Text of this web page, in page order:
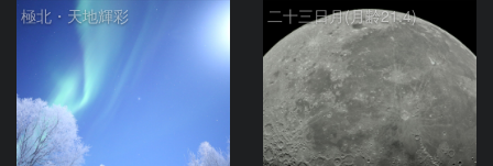
極北・天地輝彩 二十三日月(月齢21.4)